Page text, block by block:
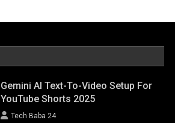
Gemini AI Text-To-Video Setup For
YouTube Shorts 2025
Tech Baba 24